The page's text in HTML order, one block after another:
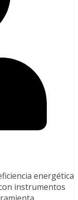
energética
instrumentos